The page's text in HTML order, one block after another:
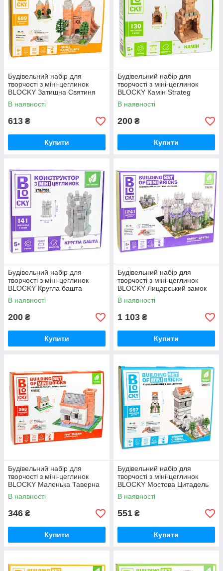
Будівельний набір для
творчості з міні-цеглинок
BLOCKY Затишна Святиня
Strateg (31010)
В наявності
613 ₴
Купити
Будівельний набір для
творчості з міні-цеглинок
BLOCKY Камін Strateg
(31025)
В наявності
200 ₴
Купити
Будівельний набір для
творчості з міні-цеглинок
BLOCKY Кругла башта
Strateg (31024)
В наявності
200 ₴
Купити
Будівельний набір для
творчості з міні-цеглинок
BLOCKY Лицарський замок
Strateg (31005)
В наявності
1 103 ₴
Купити
Будівельний набір для
творчості з міні-цеглинок
BLOCKY Маленька Таверна
Strateg (31006)
В наявності
346 ₴
Купити
Будівельний набір для
творчості з міні-цеглинок
BLOCKY Мостова Цитадель
Strateg (31026)
В наявності
551 ₴
Купити